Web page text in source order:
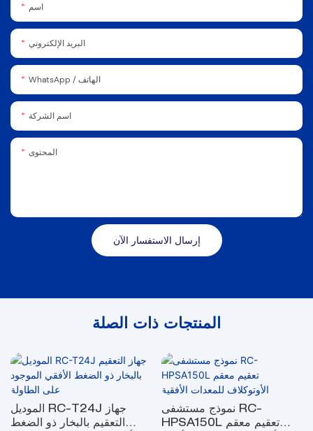
اسم
البريد الإلكتروني
WhatsApp / الهاتف
اسم الشركة
المحتوى
إرسال الاستفسار الآن
المنتجات ذات الصلة
الموديل RC-T24J جهاز
التعقيم بالبخار ذو الضغط
نموذج مستشفى RC-
HPSA150L تعقيم معقم